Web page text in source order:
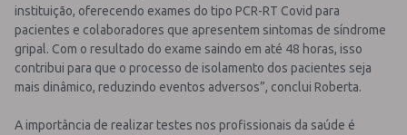
instituição, oferecendo exames do tipo PCR-RT Covid para
pacientes e colaboradores que apresentem sintomas de síndrome
gripal. Com o resultado do exame saindo em até 48 horas, isso
contribui para que o processo de isolamento dos pacientes seja
mais dinâmico, reduzindo eventos adversos”, conclui Roberta.
A importância de realizar testes nos profissionais da saúde é